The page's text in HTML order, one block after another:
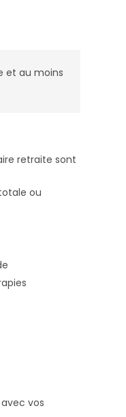
et au moins
retraite sont
ou
vos